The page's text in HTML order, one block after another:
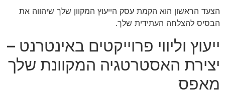
הצעד הראשון הוא הקמת עסק הייעוץ המקוון שלך שיהווה את
הבסיס להצלחה העתידית שלך.
ייעוץ וליווי פרוייקטים באינטרנט –
יצירת האסטרטגיה המקוונת שלך
מאפס